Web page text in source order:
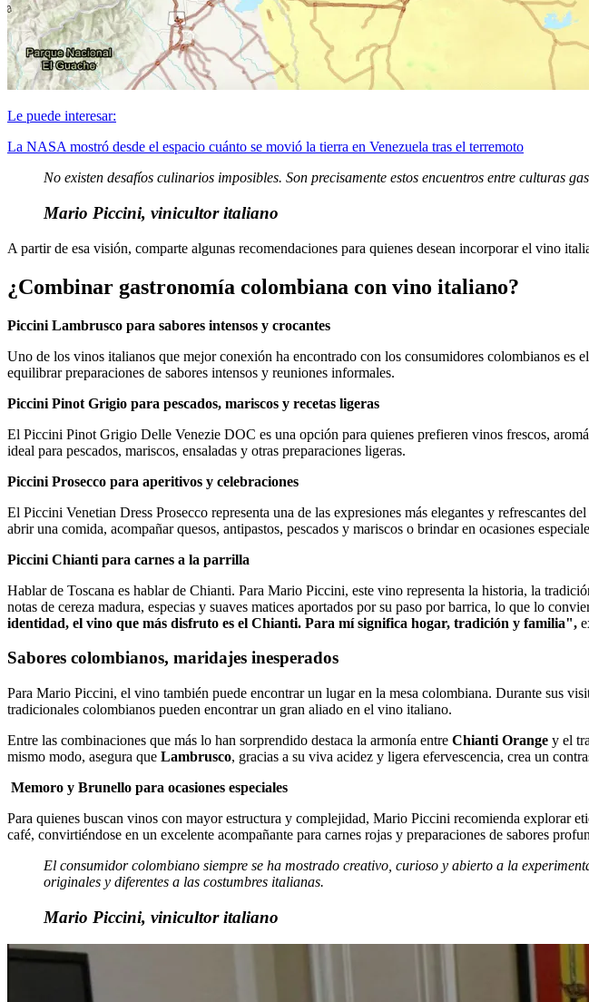
Le puede interesar:
La NASA mostró desde el espacio cuánto se movió la tierra en Venezuela tras el terremoto
No existen desafíos culinarios imposibles. Son precisamente estos encuentros entre culturas
Mario Piccini, vinicultor italiano
A partir de esa visión, comparte algunas recomendaciones para quienes desean incorporar el vino
¿Combinar gastronomía colombiana con vino italiano?
Piccini Lambrusco para sabores intensos y crocantes
Uno de los vinos italianos que mejor conexión ha encontrado con los consumidores colombianos es
equilibrar preparaciones de sabores intensos y reuniones informales.
Piccini Pinot Grigio para pescados, mariscos y recetas ligeras
El Piccini Pinot Grigio Delle Venezie DOC es una opción para quienes prefieren vinos frescos,
ideal para pescados, mariscos, ensaladas y otras preparaciones ligeras.
Piccini Prosecco para aperitivos y celebraciones
El Piccini Venetian Dress Prosecco representa una de las expresiones más elegantes y refrescantes
abrir una comida, acompañar quesos, antipastos, pescados y mariscos o brindar en ocasiones
Piccini Chianti para carnes a la parrilla
Hablar de Toscana es hablar de Chianti. Para Mario Piccini, este vino representa la historia, la
notas de cereza madura, especias y suaves matices aportados por su paso por barrica, lo que lo
identidad, el vino que más disfruto es el Chianti. Para mí significa hogar, tradición y familia",
Sabores colombianos, maridajes inesperados
Para Mario Piccini, el vino también puede encontrar un lugar en la mesa colombiana. Durante sus
tradicionales colombianos pueden encontrar un gran aliado en el vino italiano.
Entre las combinaciones que más lo han sorprendido destaca la armonía entre Chianti Orange y el
mismo modo, asegura que Lambrusco, gracias a su viva acidez y ligera efervescencia, crea un
Memoro y Brunello para ocasiones especiales
Para quienes buscan vinos con mayor estructura y complejidad, Mario Piccini recomienda explorar
café, convirtiéndose en un excelente acompañante para carnes rojas y preparaciones de sabores
El consumidor colombiano siempre se ha mostrado creativo, curioso y abierto a la
originales y diferentes a las costumbres italianas.
Mario Piccini, vinicultor italiano